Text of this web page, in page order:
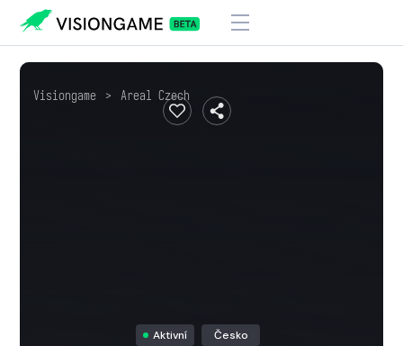
Visiongame > Areal Czech
Aktivní Česko